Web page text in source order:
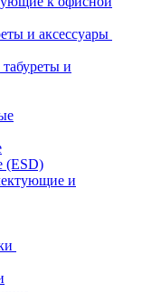
и аксессуары
и
(ESD)
и